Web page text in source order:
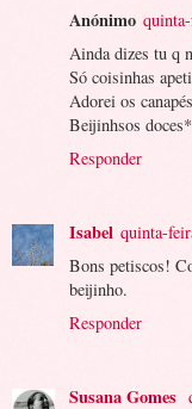
Anónimo
Ainda dizes tu q
Só coisinhas
Adorei os
Beijinhsos
Responder
Isabel quinta-
Bons petiscos!
beijinho.
Responder
Susana Gomes